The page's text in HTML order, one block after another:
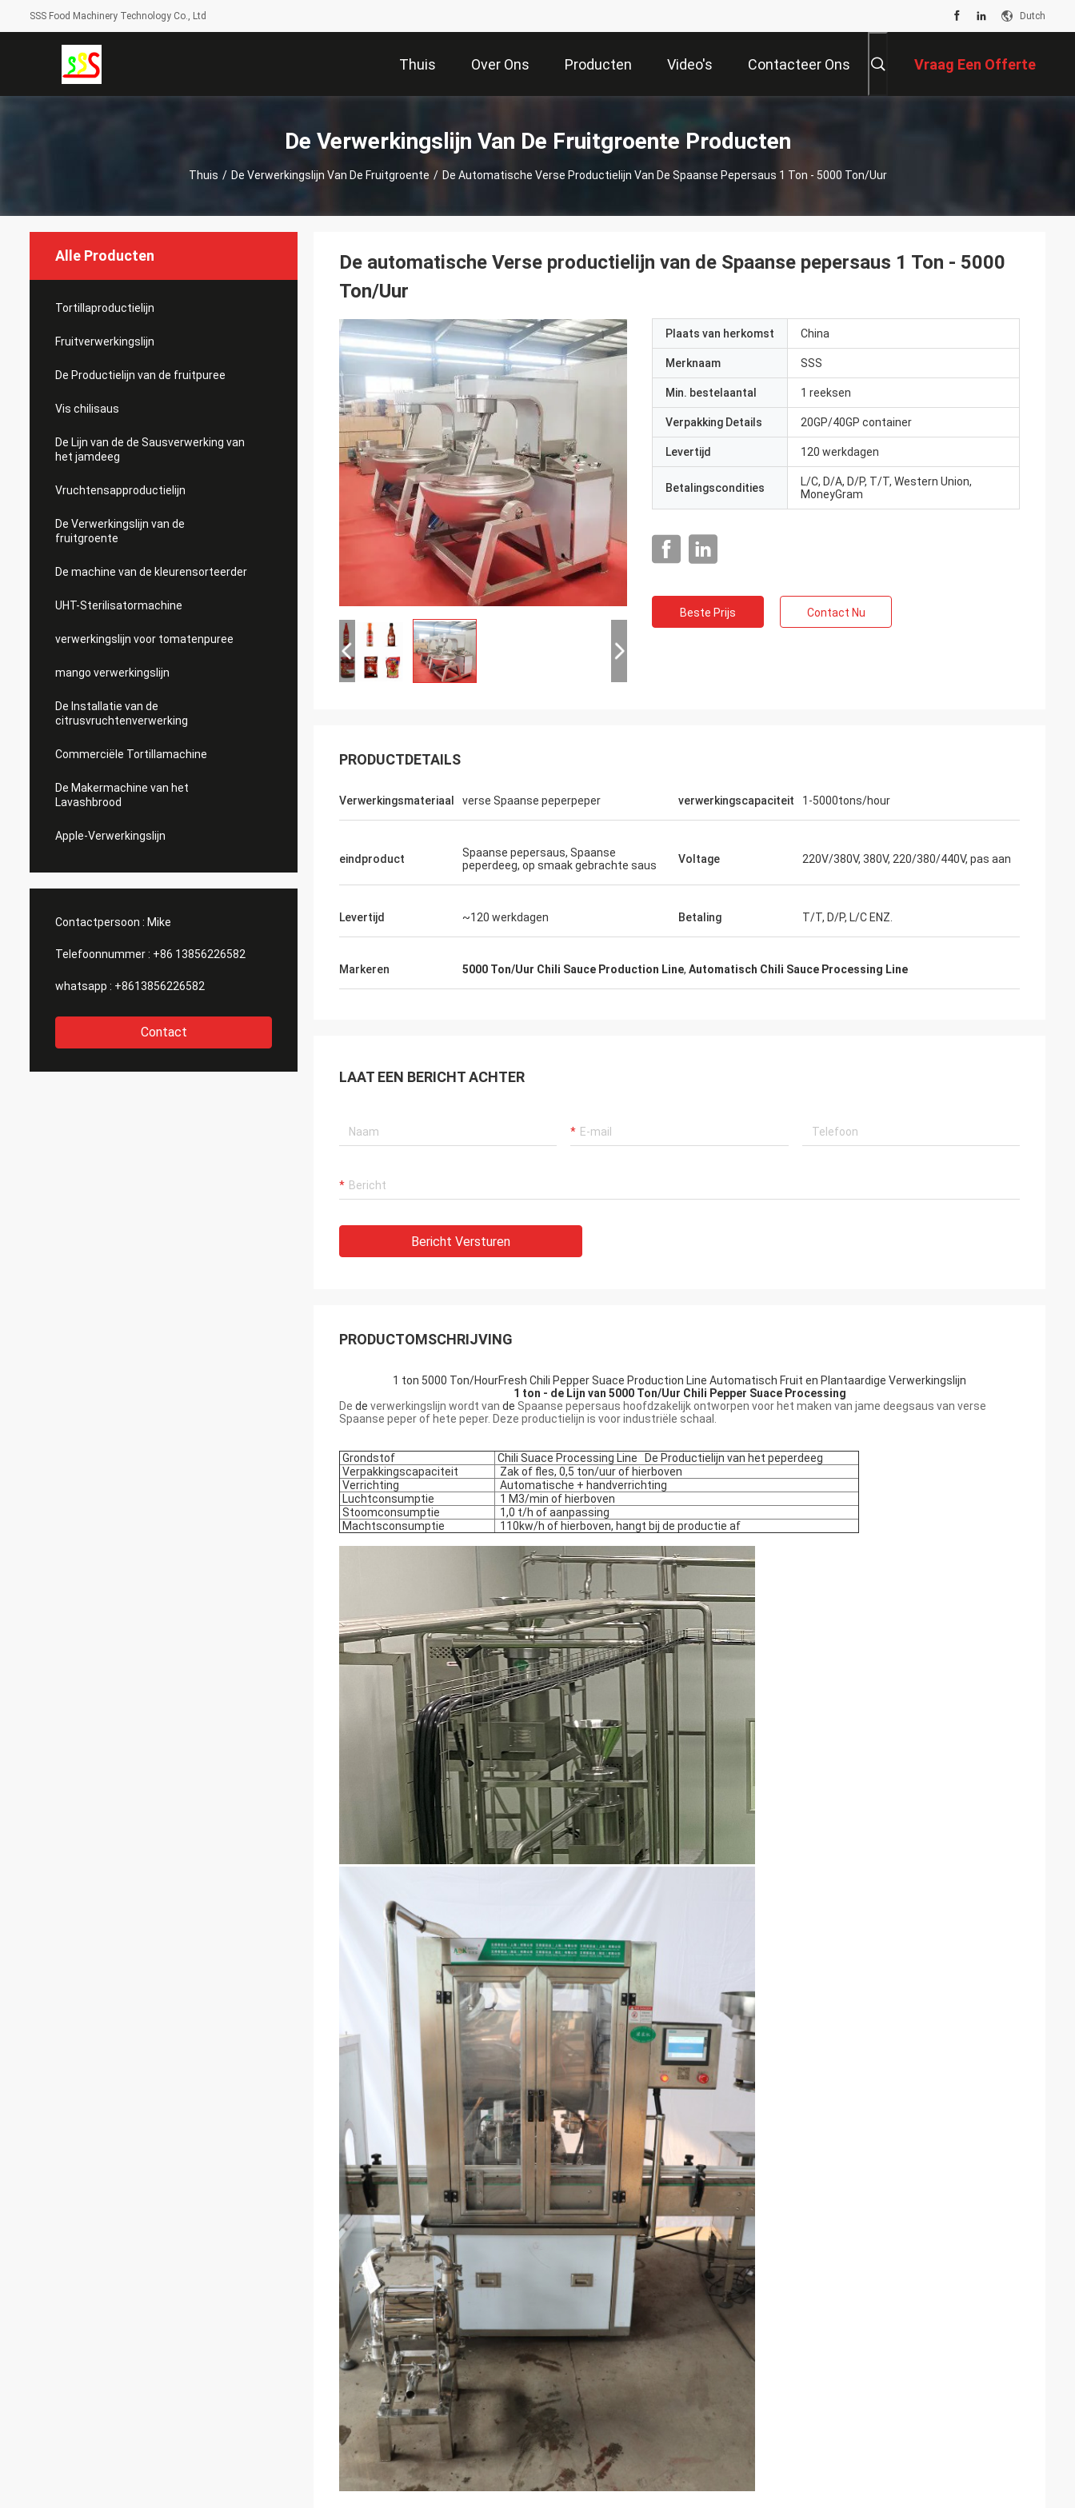
SSS Food Machinery Technology Co., Ltd Dutch
Thuis Over Ons Producten Video's Contacteer Ons Vraag Een Offerte
De Verwerkingslijn Van De Fruitgroente Producten
Thuis / De Verwerkingslijn Van De Fruitgroente / De Automatische Verse Productielijn Van De Spaanse Pepersaus 1 Ton - 5000 Ton/Uur
Alle Producten
Tortillaproductielijn
Fruitverwerkingslijn
De Productielijn van de fruitpuree
Vis chilisaus
De Lijn van de de Sausverwerking van
het jamdeeg
Vruchtensapproductielijn
De Verwerkingslijn van de
fruitgroente
De machine van de kleurensorteerder
UHT-Sterilisatormachine
verwerkingslijn voor tomatenpuree
mango verwerkingslijn
De Installatie van de
citrusvruchtenverwerking
Commerciële Tortillamachine
De Makermachine van het
Lavashbrood
Apple-Verwerkingslijn
Contactpersoon : Mike
Telefoonnummer : +86 13856226582
whatsapp : +8613856226582
Contact
De automatische Verse productielijn van de Spaanse pepersaus 1 Ton - 5000
Ton/Uur
Plaats van herkomst China
Merknaam SSS
Min. bestelaantal 1 reeksen
Verpakking Details 20GP/40GP container
Levertijd 120 werkdagen
Betalingscondities
L/C, D/A, D/P, T/T, Western Union,
MoneyGram
Beste Prijs Contact Nu
PRODUCTDETAILS
Verwerkingsmateriaal verse Spaanse peperpeper verwerkingscapaciteit 1-5000tons/hour
eindproduct
Spaanse pepersaus, Spaanse
peperdeeg, op smaak gebrachte saus
Voltage 220V/380V, 380V, 220/380/440V, pas aan
Levertijd ~120 werkdagen Betaling T/T, D/P, L/C ENZ.
Markeren 5000 Ton/Uur Chili Sauce Production Line, Automatisch Chili Sauce Processing Line
LAAT EEN BERICHT ACHTER
Bericht Versturen
PRODUCTOMSCHRIJVING
1 ton 5000 Ton/HourFresh Chili Pepper Suace Production Line Automatisch Fruit en Plantaardige Verwerkingslijn
1 ton - de Lijn van 5000 Ton/Uur Chili Pepper Suace Processing
De de verwerkingslijn wordt van de Spaanse pepersaus hoofdzakelijk ontworpen voor het maken van jame deegsaus van verse
Spaanse peperof hete peper. Deze productielijn is voor industriële schaal
Grondstof
Chili Suace Processing Line De Productielijn van het peperdeeg
Verpakkingscapaciteit
Zak of fles, 0,5 ton/uur of hierboven
Verrichting
Automatische + handverrichting
Luchtconsumptie
1 M3/min of hierboven
Stoomconsumptie
1,0 t/h of aanpassing
Machtsconsumptie
110kw/h of hierboven, hangt bij de productie af